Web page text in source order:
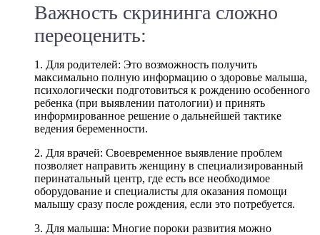
Важность скрининга сложно
переоценить:
1. Для родителей: Это возможность получить
максимально полную информацию о здоровье малыша,
психологически подготовиться к рождению особенного
ребенка (при выявлении патологии) и принять
информированное решение о дальнейшей тактике
ведения беременности.
2. Для врачей: Своевременное выявление проблем
позволяет направить женщину в специализированный
перинатальный центр, где есть все необходимое
оборудование и специалисты для оказания помощи
малышу сразу после рождения, если это потребуется.
3. Для малыша: Многие пороки развития можно